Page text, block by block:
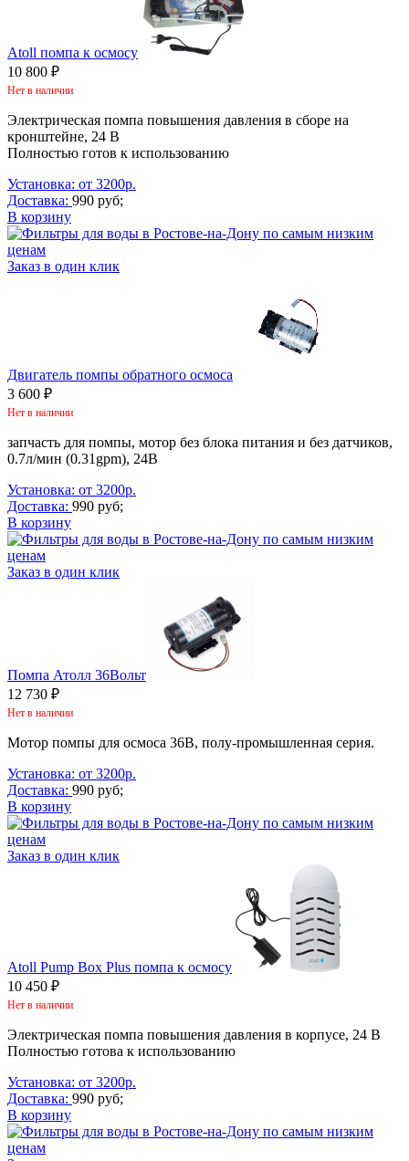
Atoll помпа к осмосу
10 800 ₽
Нет в наличии
Электрическая помпа повышения давления в сборе на
кронштейне, 24 В
Полностью готов к использованию
Установка: от 3200р.
Доставка: 990 руб;
В корзину
Заказ в один клик
Двигатель помпы обратного осмоса
3 600 ₽
Нет в наличии
запчасть для помпы, мотор без блока питания и без датчиков,
0.7л/мин (0.31gpm), 24В
Установка: от 3200р.
Доставка: 990 руб;
В корзину
Заказ в один клик
Помпа Атолл 36Вольт
12 730 ₽
Нет в наличии
Мотор помпы для осмоса 36В, полу-промышленная серия.
Установка: от 3200р.
Доставка: 990 руб;
В корзину
Заказ в один клик
Atoll Pump Box Plus помпа к осмосу
10 450 ₽
Нет в наличии
Электрическая помпа повышения давления в корпусе, 24 В
Полностью готова к использованию
Установка: от 3200р.
Доставка: 990 руб;
В корзину